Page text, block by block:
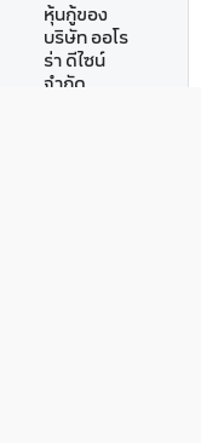
หุ้นกู้ของ
บริษัท ออโร
ร่า ดีไซน์
จำกัด